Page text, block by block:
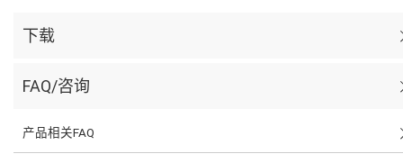
下载
FAQ/咨询
产品相关FAQ